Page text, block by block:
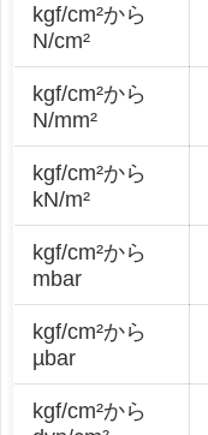
kgf/cm²から
N/cm²
kgf/cm²から
N/mm²
kgf/cm²から
kN/m²
kgf/cm²から
mbar
kgf/cm²から
µbar
kgf/cm²から